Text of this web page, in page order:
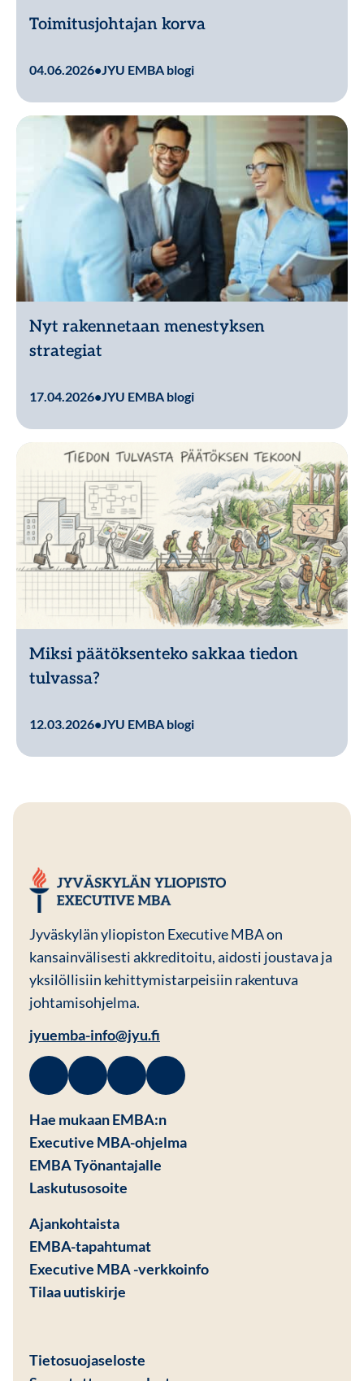
Toimitusjohtajan korva
04.06.2026• JYU EMBA blogi
Nyt rakennetaan menestyksen
strategiat
17.04.2026•JYU EMBA blogi
Miksi päätöksenteko sakkaa tiedon
tulvassa?
12.03.2026• JYU EMBA blogi
Jyväskylän yliopiston Executive MBA on
kansainvälisesti akkreditoitu, aidosti joustava ja
yksilöllisiin kehittymistarpeisiin rakentuva
johtamisohjelma.
jyuemba-info@jyu.fi
Facebook
Avautuu uuteen ikkunaan
Linkedin
Avautuu uuteen ikkunaan
Instagram
Avautuu uuteen ikkunaan
Youtube
Avautuu uuteen ikkunaan
Hae mukaan EMBA:n
Executive MBA-ohjelma
EMBA Työnantajalle
Laskutusosoite
Ajankohtaista
EMBA-tapahtumat
Executive MBA -verkkoinfo
Tilaa uutiskirje
Tietosuojaseloste